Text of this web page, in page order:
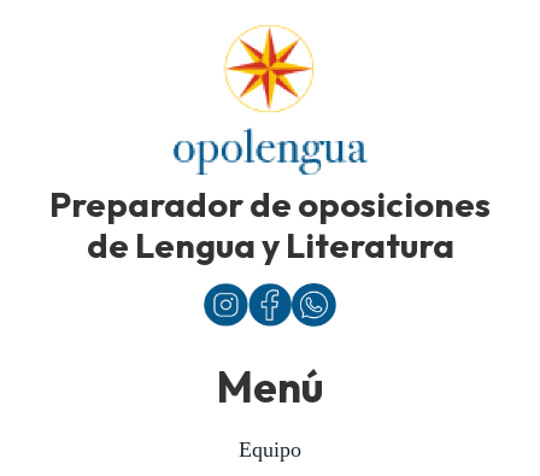
Preparador de oposiciones
de Lengua y Literatura
Menú
Equipo